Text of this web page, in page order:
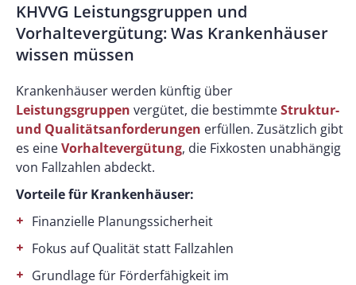
KHVVG Leistungsgruppen und
Vorhaltevergütung: Was Krankenhäuser
wissen müssen
Krankenhäuser werden künftig über
Leistungsgruppen vergütet, die bestimmteStruktur-
und Qualitätsanforderungen erfüllen. Zusätzlich gibt
es eineVorhaltevergütung, die Fixkosten unabhängig
von Fallzahlen abdeckt.
Vorteile für Krankenhäuser:
Finanzielle Planungssicherheit
Fokus auf Qualität statt Fallzahlen
Grundlage für Förderfähigkeit im